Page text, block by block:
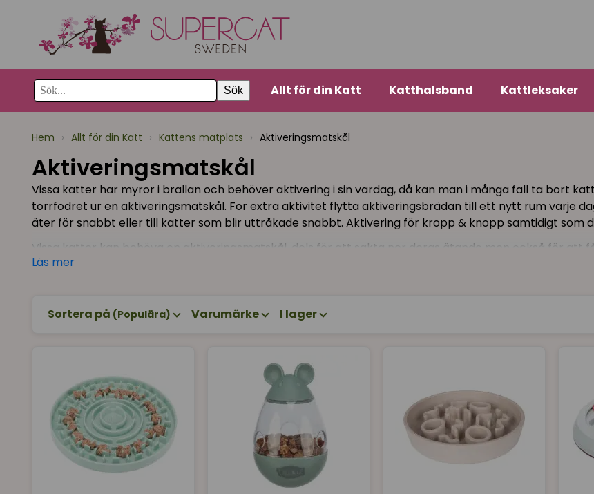
Sök Allt för din Katt Katthalsband Kattleksaker
Hem › Allt för din Katt › Kattens matplats › Aktiveringsmatskål
Aktiveringsmatskål
Vissa katter har myror i brallan och behöver aktivering i sin vardag, då kan man i många fall ta bort
torrfodret ur en aktiveringsmatskål. För extra aktivitet flytta aktiveringsbrädan till ett nytt rum varje
äter för snabbt eller till katter som blir uttråkade snabbt. Aktivering för kropp & knopp samtidigt som
Vissa katter kan behöva en aktiveringsmatskål, dels för att sakta ner deras ätande men också för att
katt snabbt uttråkad - då kan en aktiveringsmatskål vara toppen. Många katter hetsäter och även för
Tips!
Vi har flera olika matskålar med aktivering, allt från enklare bollar till mer avancerade pussel för din
är perfekt för katten som snabbt blir uttråkad. Det finns aktiveringsplattor för blötfoder och
Hoppas du hittar några roliga aktiveringsmatskålar till din katt hos oss!
/ Emelie på Supercat
Läs mer
Sortera på (Populära) Varumärke I lager